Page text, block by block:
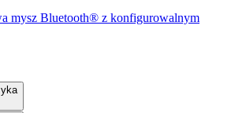
mysz Bluetooth® z konfigurowalnym